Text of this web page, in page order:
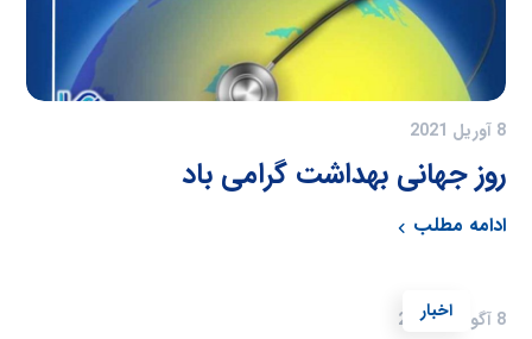
8 آوریل 2021
روز جهانی بهداشت گرامی باد
ادامه مطلب
اخبار 8 آگوست 2021